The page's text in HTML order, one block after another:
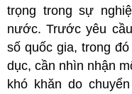
trọng trong sự
nước. Trước yêu
số quốc gia, trong
dục, cần nhìn nhận
khó khăn do